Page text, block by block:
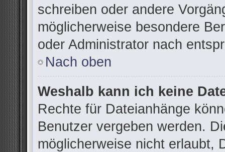
schreiben oder andere
möglicherweise besondere
oder Administrator nach
Nach oben
Weshalb kann ich keine
Rechte für Dateianhänge
Benutzer vergeben werden.
möglicherweise nicht erlaubt,